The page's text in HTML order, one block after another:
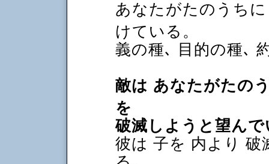
あなたがたのうちに
けている。
義の種､ 目的の種､
敵は あなたがたの
を
破滅しようと望んで
彼は 子を 内より 破